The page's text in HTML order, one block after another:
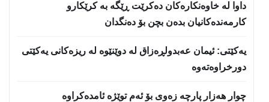
داوا لە خاوەنکارەکان دەکرێت ڕێگە بە کرێکارو
کارمەندەکانیان بدەن بچن بۆ دەنگدان
یه‌كێتی: ئیمان عه‌بدولڕه‌زاق له‌ دوێنێوه‌ له‌ ریزه‌كانی یه‌كێتی
دورخراوه‌ته‌وه‌
چوار هەزار پارچە زەوی بۆ ئەم توێژە ئامدەکراوە